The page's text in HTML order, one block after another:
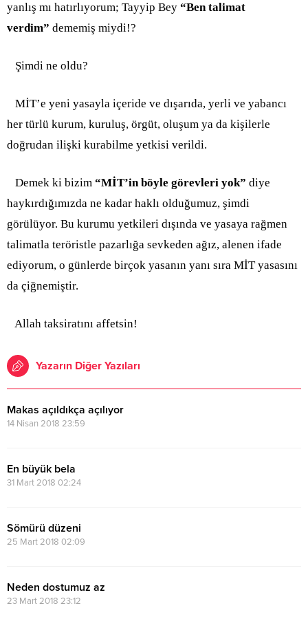
yanlış mı hatırlıyorum; Tayyip Bey “Ben talimat
verdim” dememiş miydi!?
Şimdi ne oldu?
MİT’e yeni yasayla içeride ve dışarıda, yerli ve yabancı
her türlü kurum, kuruluş, örgüt, oluşum ya da kişilerle
doğrudan ilişki kurabilme yetkisi verildi.
Demek ki bizim “MİT’in böyle görevleri yok” diye
haykırdığımızda ne kadar haklı olduğumuz, şimdi
görülüyor. Bu kurumu yetkileri dışında ve yasaya rağmen
talimatla teröristle pazarlığa sevkeden ağız, alenen ifade
ediyorum, o günlerde birçok yasanın yanı sıra MİT yasasını
da çiğnemiştir.
Allah taksiratını affetsin!
Yazarın Diğer Yazıları
Makas açıldıkça açılıyor
14 Nisan 2018 23:59
En büyük bela
31 Mart 2018 02:24
Sömürü düzeni
25 Mart 2018 02:09
Neden dostumuz az
23 Mart 2018 23:12